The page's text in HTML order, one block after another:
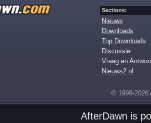
Sections:
Nieuws
Downloads
Top Downloads
Discussie
Vraag en
Nieuws2.nl
© 1999-2026
AfterDawn is